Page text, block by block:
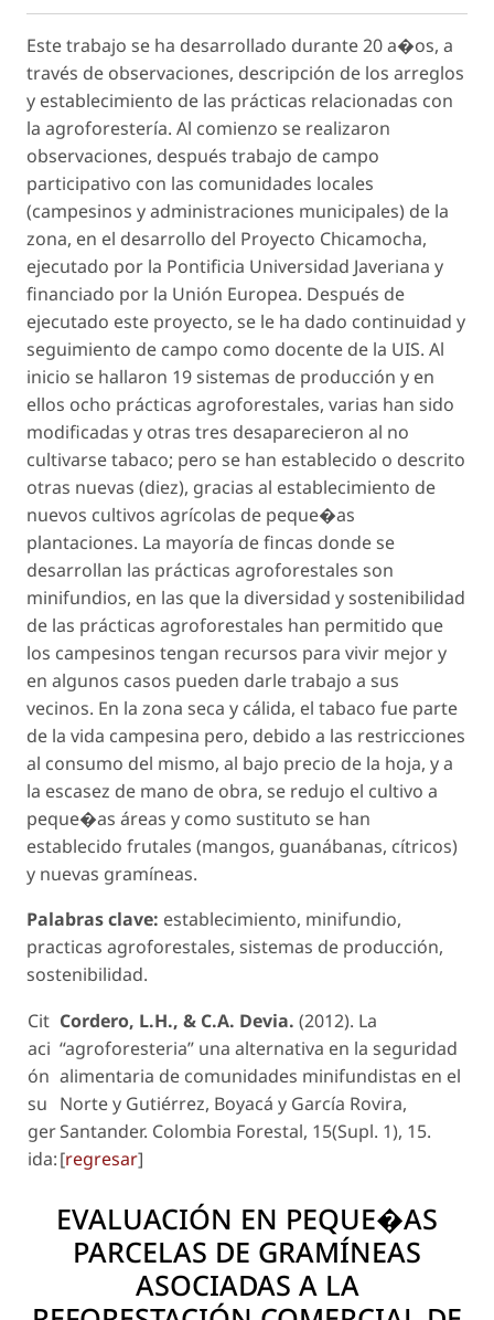
Este trabajo se ha desarrollado durante 20 a�os, a
través de observaciones, descripción de los arreglos
y establecimiento de las prácticas relacionadas con
la agroforestería. Al comienzo se realizaron
observaciones, después trabajo de campo
participativo con las comunidades locales
(campesinos y administraciones municipales) de la
zona, en el desarrollo del Proyecto Chicamocha,
ejecutado por la Pontificia Universidad Javeriana y
financiado por la Unión Europea. Después de
ejecutado este proyecto, se le ha dado continuidad y
seguimiento de campo como docente de la UIS. Al
inicio se hallaron 19 sistemas de producción y en
ellos ocho prácticas agroforestales, varias han sido
modificadas y otras tres desaparecieron al no
cultivarse tabaco; pero se han establecido o descrito
otras nuevas (diez), gracias al establecimiento de
nuevos cultivos agrícolas de peque�as
plantaciones. La mayoría de fincas donde se
desarrollan las prácticas agroforestales son
minifundios, en las que la diversidad y sostenibilidad
de las prácticas agroforestales han permitido que
los campesinos tengan recursos para vivir mejor y
en algunos casos pueden darle trabajo a sus
vecinos. En la zona seca y cálida, el tabaco fue parte
de la vida campesina pero, debido a las restricciones
al consumo del mismo, al bajo precio de la hoja, y a
la escasez de mano de obra, se redujo el cultivo a
peque�as áreas y como sustituto se han
establecido frutales (mangos, guanábanas, cítricos)
y nuevas gramíneas.
Palabras clave: establecimiento, minifundio,
practicas agroforestales, sistemas de producción,
sostenibilidad.
Cit
aci
ón
su
ger
ida:
Cordero, L.H., & C.A. Devia. (2012). La
“agroforesteria” una alternativa en la seguridad
alimentaria de comunidades minifundistas en el
Norte y Gutiérrez, Boyacá y García Rovira,
Santander. Colombia Forestal, 15(Supl. 1), 15.
[regresar]
EVALUACIÓN EN PEQUE�AS
PARCELAS DE GRAMÍNEAS
ASOCIADAS A LA